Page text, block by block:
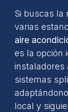
Si buscas la
varias
aire
es la opción
instaladores
sistemas
local y